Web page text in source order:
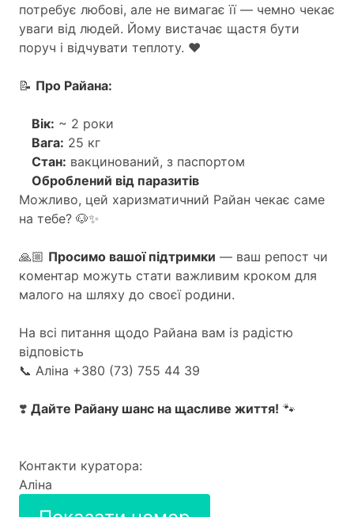
потребує любові, але не вимагає її — чемно чекає
уваги від людей. Йому вистачає щастя бути
поруч і відчувати теплоту. ❤️
📝 Про Райана:
Вік: ~ 2 роки
Вага: 25 кг
Стан: вакцинований, з паспортом
Оброблений від паразитів
Можливо, цей харизматичний Райан чекає саме
на тебе? 🐶✨
🙏🏼 Просимо вашої підтримки — ваш репост чи
коментар можуть стати важливим кроком для
малого на шляху до своєї родини.
На всі питання щодо Райана вам із радістю
відповість
📞 Аліна +380 (73) 755 44 39
❣️ Дайте Райану шанс на щасливе життя! 🐾
Контакти куратора:
Аліна